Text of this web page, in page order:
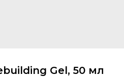
Gel, 50 мл